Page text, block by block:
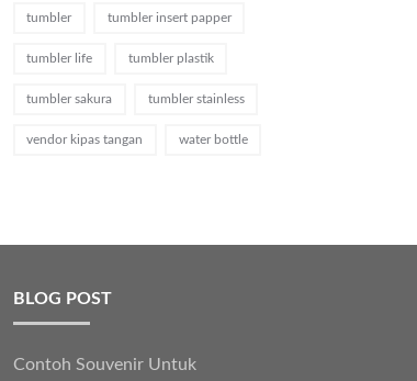
tumbler tumbler insert papper
tumbler life tumbler plastik
tumbler sakura tumbler stainless
vendor kipas tangan water bottle
BLOG POST
Contoh Souvenir Untuk